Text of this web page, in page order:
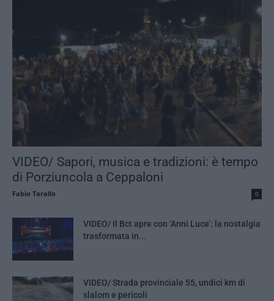
VIDEO/ Sapori, musica e tradizioni: è tempo
di Porziuncola a Ceppaloni
Fabio Tarallo 0
VIDEO/ Il Bct apre con ‘Anni Luce’: la nostalgia
trasformata in...
VIDEO/ Strada provinciale 55, undici km di
slalom e pericoli